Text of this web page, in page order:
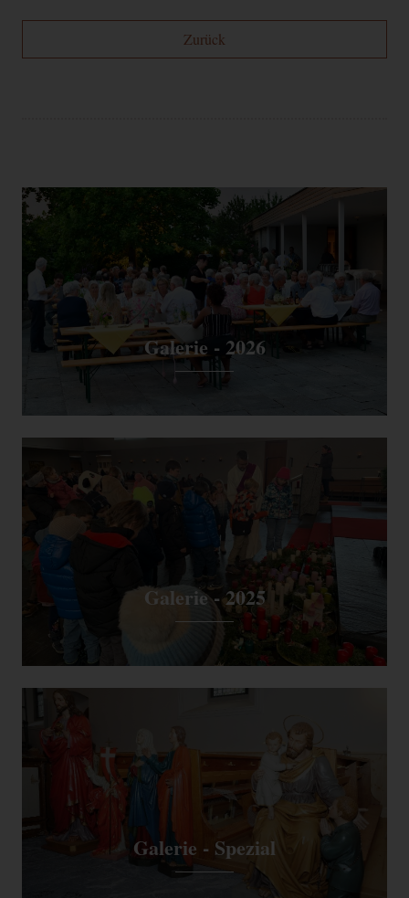
Zurück
Galerie - 2026
Galerie - 2025
Galerie - Spezial